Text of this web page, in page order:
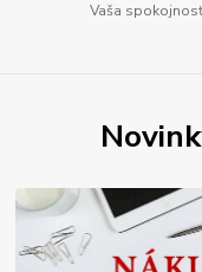
Vaša